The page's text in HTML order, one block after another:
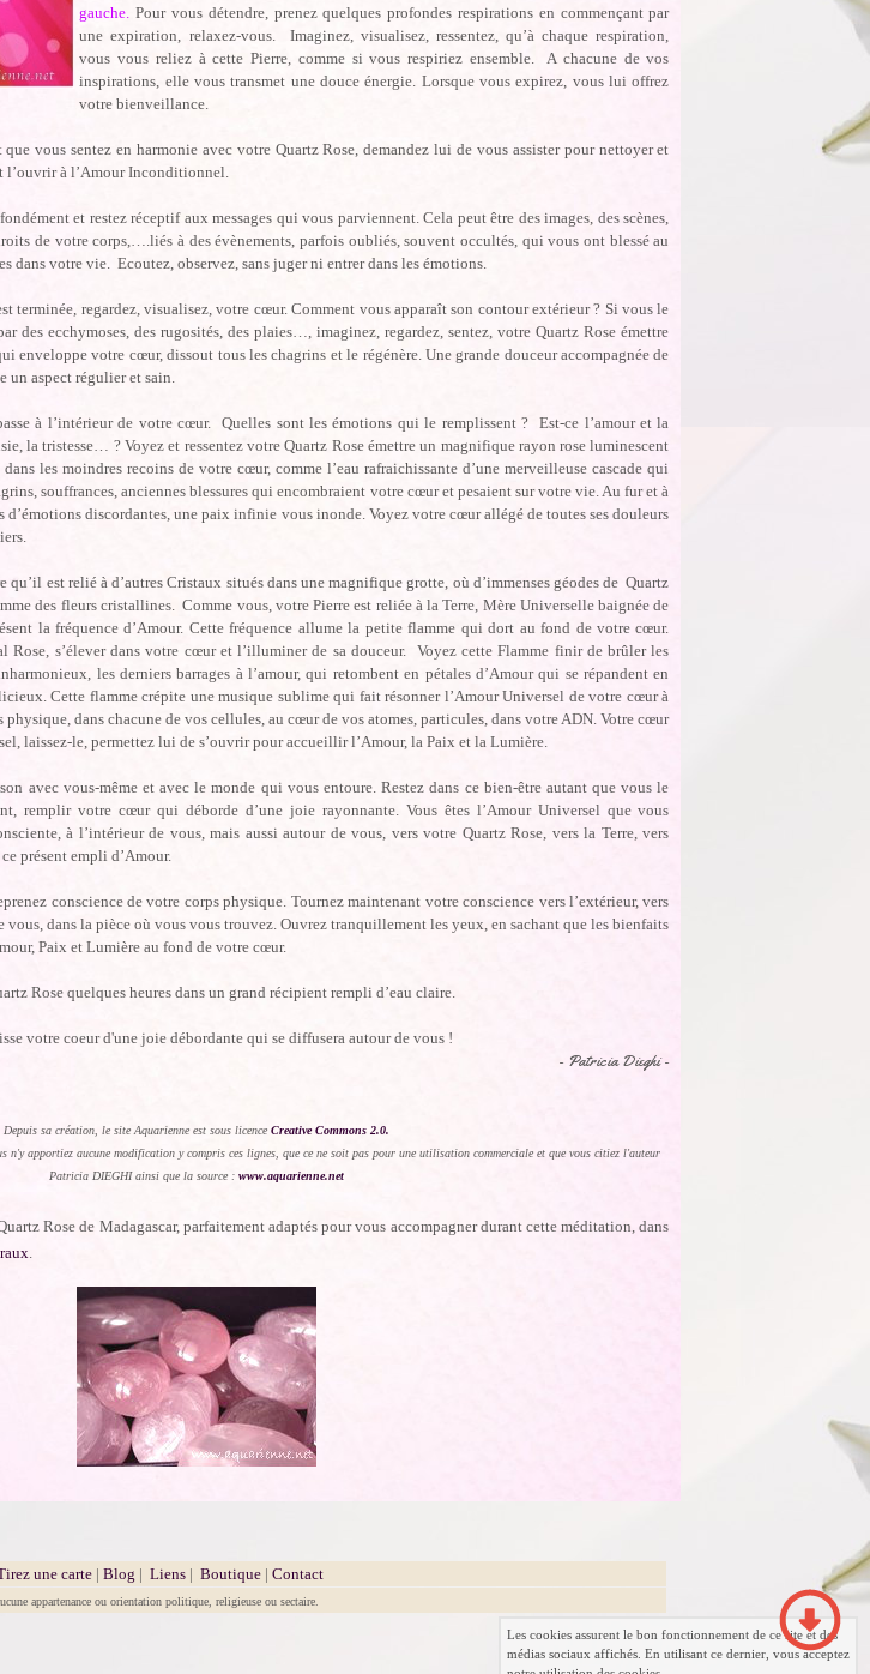
gauche. Pour vous détendre, prenez quelques profondes respirations en commençant par
une expiration, relaxez-vous. Imaginez, visualisez, ressentez, qu’à chaque respiration,
vous vous reliez à cette Pierre, comme si vous respiriez ensemble. A chacune de vos
inspirations, elle vous transmet une douce énergie. Lorsque vous expirez, vous lui offrez
votre bienveillance.
vous sentez en harmonie avec votre Quartz Rose, demandez lui de vous assister pour nettoyer et
l’ouvrir à l’Amour Inconditionnel.
et restez réceptif aux messages qui vous parviennent. Cela peut être des images, des scènes,
de votre corps,….liés à des évènements, parfois oubliés, souvent occultés, qui vous ont blessé au
dans votre vie. Ecoutez, observez, sans juger ni entrer dans les émotions.
terminée, regardez, visualisez, votre cœur. Comment vous apparaît son contour extérieur ? Si vous le
des ecchymoses, des rugosités, des plaies…, imaginez, regardez, sentez, votre Quartz Rose émettre
enveloppe votre cœur, dissout tous les chagrins et le régénère. Une grande douceur accompagnée de
aspect régulier et sain.
à l’intérieur de votre cœur. Quelles sont les émotions qui le remplissent ? Est-ce l’amour et la
la tristesse… ? Voyez et ressentez votre Quartz Rose émettre un magnifique rayon rose luminescent
les moindres recoins de votre cœur, comme l’eau rafraichissante d’une merveilleuse cascade qui
souffrances, anciennes blessures qui encombraient votre cœur et pesaient sur votre vie. Au fur et à
d’émotions discordantes, une paix infinie vous inonde. Voyez votre cœur allégé de toutes ses douleurs
est relié à d’autres Cristaux situés dans une magnifique grotte, où d’immenses géodes de Quartz
des fleurs cristallines. Comme vous, votre Pierre est reliée à la Terre, Mère Universelle baignée de
la fréquence d’Amour. Cette fréquence allume la petite flamme qui dort au fond de votre cœur.
Rose, s’élever dans votre cœur et l’illuminer de sa douceur. Voyez cette Flamme finir de brûler les
les derniers barrages à l’amour, qui retombent en pétales d’Amour qui se répandent en
Cette flamme crépite une musique sublime qui fait résonner l’Amour Universel de votre cœur à
dans chacune de vos cellules, au cœur de vos atomes, particules, dans votre ADN. Votre cœur
laissez-le, permettez lui de s’ouvrir pour accueillir l’Amour, la Paix et la Lumière.
avec vous-même et avec le monde qui vous entoure. Restez dans ce bien-être autant que vous le
remplir votre cœur qui déborde d’une joie rayonnante. Vous êtes l’Amour Universel que vous
à l’intérieur de vous, mais aussi autour de vous, vers votre Quartz Rose, vers la Terre, vers
présent empli d’Amour.
conscience de votre corps physique. Tournez maintenant votre conscience vers l’extérieur, vers
vous, dans la pièce où vous vous trouvez. Ouvrez tranquillement les yeux, en sachant que les bienfaits
Paix et Lumière au fond de votre cœur.
Rose quelques heures dans un grand récipient rempli d’eau claire.
votre coeur d'une joie débordante qui se diffusera autour de vous !
- Patricia Dieghi -
Depuis sa création, le site Aquarienne est sous licence Creative Commons 2.0.
n'y apportiez aucune modification y compris ces lignes, que ce ne soit pas pour une utilisation commerciale et que vous citiez l'auteur
Patricia DIEGHI ainsi que la source : www.aquarienne.net
Rose de Madagascar, parfaitement adaptés pour vous accompagner durant cette méditation, dans
.
une carte | Blog | Liens | Boutique | Contact
appartenance ou orientation politique, religieuse ou sectaire.
Les cookies assurent le bon fonctionnement de ce site et des
médias sociaux affichés. En utilisant ce dernier, vous acceptez